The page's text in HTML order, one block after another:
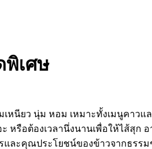
เศษ
หนียว นุ่ม หอม เหมาะทั้งเมนูคาว
รือต้องเวลานึ่งนานเพื่อให้ไส้สุก อ
ละคุณประโยชน์ของข้าวจากธรรม